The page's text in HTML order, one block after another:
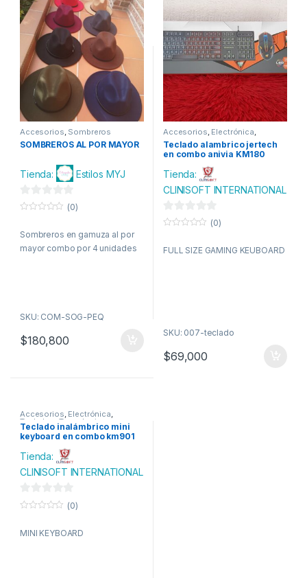
Accesorios, Sombreros
SOMBREROS AL POR MAYOR
Tienda: Estilos MYJ
0
e
5
u
o
(0)
Sombreros en gamuza al por
mayor combo por 4 unidades
SKU: COM-SOG-PEQ
$180,800
Accesorios, Electrónica,
Gaming Mouse, Teclados
Tecnologia
Teclado alambrico jertech
en combo anivia KM180
Tienda:
CLINISOFT INTERNATIONAL
0
e
u
(0)
FULL SIZE GAMING KEUBOARD
SKU: 007-teclado
$69,000
Accesorios, Electrónica,
Teclados ,Tecnologia
Teclado inalámbrico mini
keyboard en combo km901
Tienda:
CLINISOFT INTERNATIONAL
0
e
u
(0)
MINI KEYBOARD